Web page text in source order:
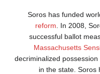
Soros has funded
reform . In 2008,
successful ballot
Massachusetts
decriminalized
in the state. Soros